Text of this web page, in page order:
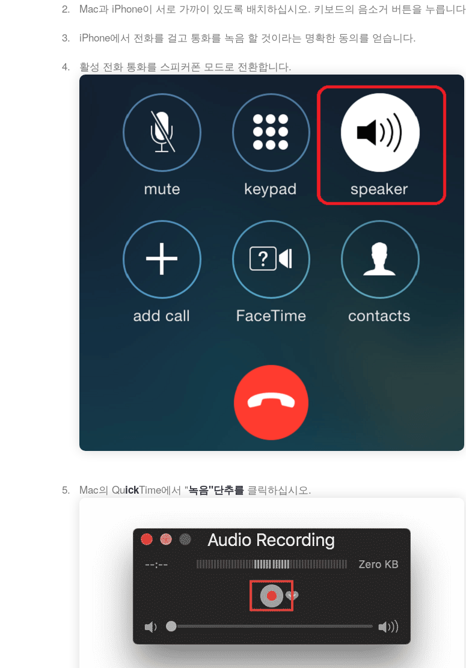
Mac과 iPhone이 서로 가까이 있도록 배치하십시오. 키보드의 음소거 버튼을 누릅니
iPhone에서 전화를 걸고 통화를 녹음 할 것이라는 명확한 동의를 얻습니다.
활성 전화 통화를 스피커폰 모드로 전환합니다.
Mac의 QuickTime에서 "녹음"단추를 클릭하십시오.